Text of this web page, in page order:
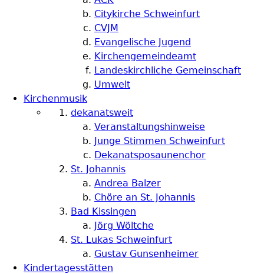
Citykirche Schweinfurt
CVJM
Evangelische Jugend
Kirchengemeindeamt
Landeskirchliche Gemeinschaft
Umwelt
Kirchenmusik
dekanatsweit
Veranstaltungshinweise
Junge Stimmen Schweinfurt
Dekanatsposaunenchor
St. Johannis
Andrea Balzer
Chöre an St. Johannis
Bad Kissingen
Jörg Wöltche
St. Lukas Schweinfurt
Gustav Gunsenheimer
Kindertagesstätten